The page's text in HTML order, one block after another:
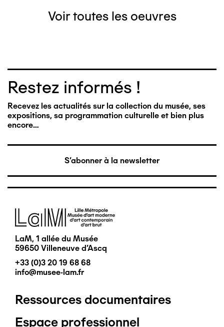
Voir toutes les oeuvres
Restez informés !
Recevez les actualités sur la collection du musée, ses
expositions, sa programmation culturelle et bien plus
encore…
S'abonner à la newsletter
Image
LaM, 1 allée du Musée
59650 Villeneuve d'Ascq
+33 (0)3 20 19 68 68
info@musee-lam.fr
Pied
Ressources documentaires
Espace professionnel